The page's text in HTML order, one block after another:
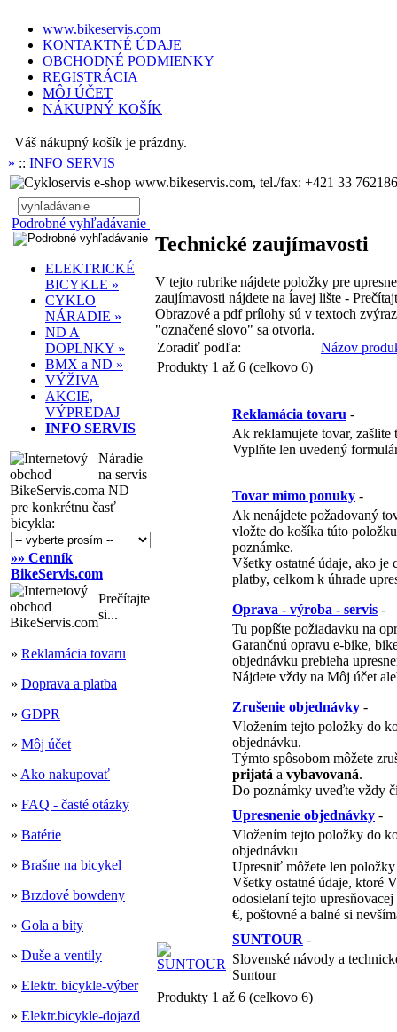
www.bikeservis.com
KONTAKTNÉ ÚDAJE
OBCHODNÉ PODMIENKY
REGISTRÁCIA
MÔJ ÚČET
NÁKUPNÝ KOŠÍK
Váš nákupný košík je prázdny.
» :: INFO SERVIS
www.bikeservis.com, tel./fax: +421 33
Podrobné vyhľadávanie
ELEKTRICKÉ
BICYKLE »
CYKLO
NÁRADIE »
ND A
DOPLNKY »
BMX a ND »
VÝŽIVA
AKCIE,
VÝPREDAJ
INFO SERVIS
Náradie
na servis
a ND
pre konkrétnu časť
bicykla:
»» Cenník
BikeServis.com
Prečítajte
si...
» Reklamácia tovaru
» Doprava a platba
» GDPR
» Môj účet
» Ako nakupovať
» FAQ - časté otázky
» Batérie
» Brašne na bicykel
» Brzdové bowdeny
» Gola a bity
» Duše a ventily
» Elektr. bicykle-výber
» Elektr.bicykle-dojazd
Technické zaujímavosti
V tejto rubrike nájdete položky pre
zaujímavosti nájdete na ĺavej lište -
Obrazové a pdf prílohy sú v textoch
"označené slovo" sa otvoria.
Zoradiť podľa:
Názov
Produkty 1 až 6 (celkovo 6)
Reklamácia tovaru -
Ak reklamujete tovar, zašlite
Vyplňte len uvedený
Tovar mimo ponuky -
Ak nenájdete požadovaný
vložte do košíka túto
poznámke.
Všetky ostatné údaje, ako je
platby, celkom k úhrade
Oprava - výroba - servis -
Tu popíšte požiadavku na
Garančnú opravu e-bike,
objednávku prebieha
Nájdete vždy na Môj účet
Zrušenie objednávky -
Vložením tejto položky do
objednávku.
Týmto spôsobom môžete
prijatá a vybavovaná.
Do poznámky uveďte vždy
Upresnenie objednávky -
Vložením tejto položky do
objednávku
Upresniť môžete len
Všetky ostatné údaje, ktoré
odosielaní tejto
€, poštovné a balné si
SUNTOUR -
Slovenské návody a
Suntour
Produkty 1 až 6 (celkovo 6)